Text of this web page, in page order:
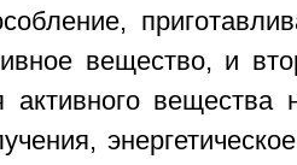
вещество, и
активного вещества